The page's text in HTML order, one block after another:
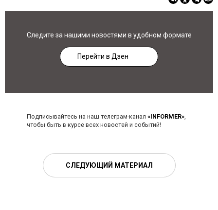
Следите за нашими новостями в удобном формате
Перейти в Дзен
Подписывайтесь на наш телеграм-канал «INFORMER»,
чтобы быть в курсе всех новостей и событий!
СЛЕДУЮЩИЙ МАТЕРИАЛ